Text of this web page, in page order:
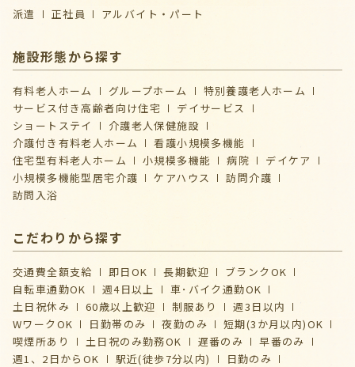
派遣 正社員 アルバイト・パート
施設形態から探す
有料老人ホーム グループホーム
特別養護老人ホーム
サービス付き高齢者向け住宅
デイサービス
ショートステイ
介護⽼⼈保健施設
介護付き有料老人ホーム
看護小規模多機能
住宅型有料老人ホーム
小規模多機能 病院
デイケア
⼩規模多機能型居宅介護
ケアハウス
訪問介護
訪問入浴
こだわりから探す
交通費全額支給 即日OK 長期歓迎
ブランクOK
自転車通勤OK
週4日以上
車･バイク通勤OK
土日祝休み
60歳以上歓迎 制服あり
週3日以内
WワークOK
日勤帯のみ 夜勤のみ
短期(3か月以内)OK
喫煙所あり
土日祝のみ勤務OK 遅番のみ
早番のみ
週1、2日からOK
駅近(徒歩7分以内)
日勤のみ